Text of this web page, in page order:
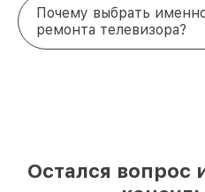
Почему выбрать
ремонта телевизора?
Остался вопрос